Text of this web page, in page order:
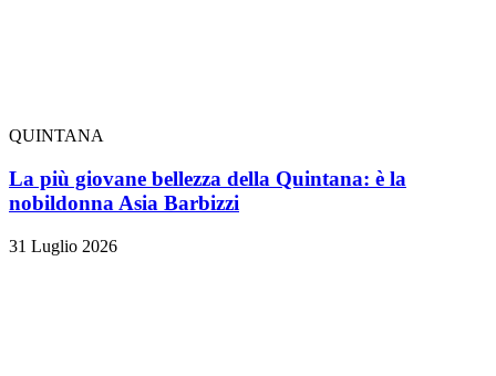
QUINTANA
La più giovane bellezza della Quintana: è la
nobildonna Asia Barbizzi
31 Luglio 2026